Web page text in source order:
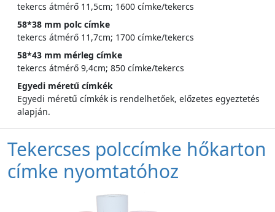
tekercs átmérő 11,5cm; 1600 címke/tekercs
58*38 mm polc címke
tekercs átmérő 11,7cm; 1700 címke/tekercs
58*43 mm mérleg címke
tekercs átmérő 9,4cm; 850 címke/tekercs
Egyedi méretű címkék
Egyedi méretű címkék is rendelhetőek, előzetes egyeztetés
alapján.
Tekercses polccímke hőkarton
címke nyomtatóhoz